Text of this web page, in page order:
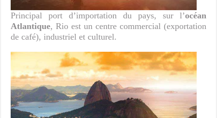
Principal port d’importation du pays, sur l’océan
Atlantique, Rio est un centre commercial (exportation
de café), industriel et culturel.